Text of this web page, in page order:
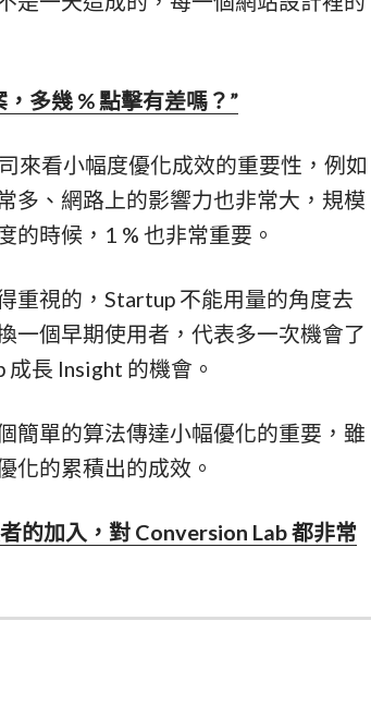
多幾 % 點擊有差嗎？”
來看小幅度優化成效的重要性，例如
多、網路上的影響力也非常大，規模
時候，1 % 也非常重要。
重視的，Startup 不能用量的角度去
一個早期使用者，代表多一次機會了
長 Insight 的機會。
簡單的算法傳達小幅優化的重要，雖
化的累積出的成效。
的加入，對 Conversion Lab 都非常